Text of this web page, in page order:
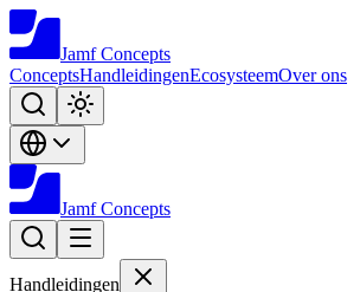
Jamf Concepts
ConceptsHandleidingenEcosysteemOver ons
Jamf Concepts
Handleidingen